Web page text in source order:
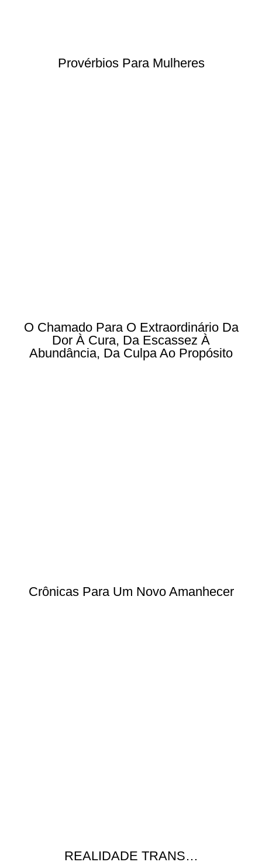
Provérbios Para Mulheres
O Chamado Para O Extraordinário Da
Dor À Cura, Da Escassez À
Abundância, Da Culpa Ao Propósito
Crônicas Para Um Novo Amanhecer
REALIDADE TRANS…